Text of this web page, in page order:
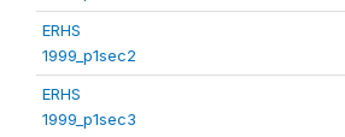
ERHS
1999_p1sec2
ERHS
1999_p1sec3